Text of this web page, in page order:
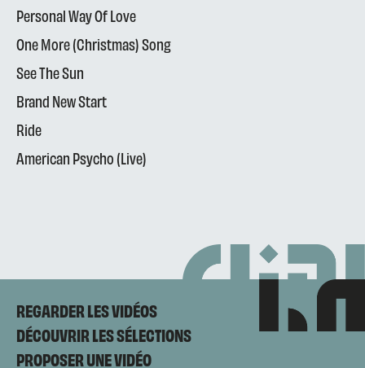
Personal Way Of Love
One More (Christmas) Song
See The Sun
Brand New Start
Ride
American Psycho (Live)
REGARDER LES VIDÉOS
DÉCOUVRIR LES SÉLECTIONS
PROPOSER UNE VIDÉO